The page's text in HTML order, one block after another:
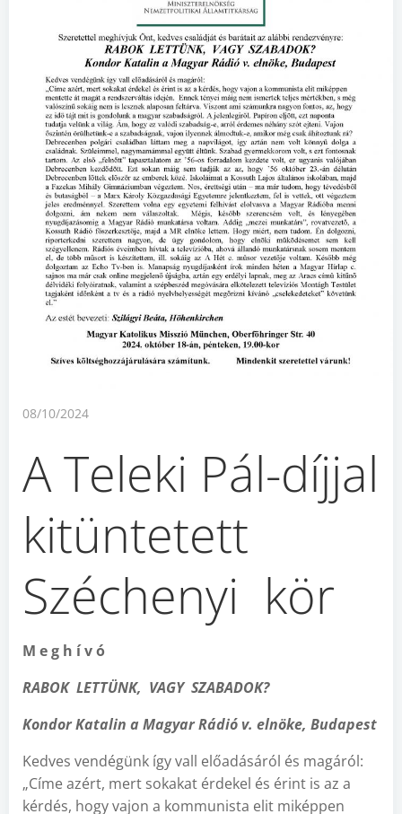
08/10/2024
A Teleki Pál-díjjal
kitüntetett
Széchenyi kör
M e g h í v ó
RABOK LETTÜNK, VAGY SZABADOK?
Kondor Katalin a Magyar Rádió v. elnöke, Budapest
Kedves vendégünk így vall előadásáról és magáról:
„Címe azért, mert sokakat érdekel és érint is az a
kérdés, hogy vajon a kommunista elit miképpen